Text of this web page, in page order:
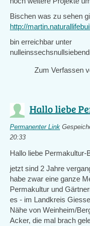
Bischen was zu sehen
http://
bin erreichbar unter
Zum Verfassen
Hallo liebe
Permanenter Link
20:33
Hallo liebe Permakultur-
jetzt sind 2 Jahre
habe zwar eine ganze
Permakultur und
es - im Landkreis
Nähe von Weinheim/
Acker, die mal brach